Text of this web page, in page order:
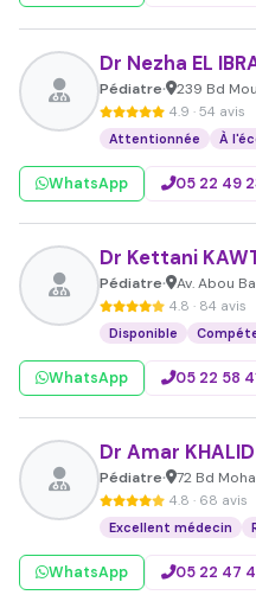
Dr Nezha EL
Pédiatre• 239 Bd
4.9 · 54 avis
Attentionnée À
WhatsApp 05 22 49
Dr Kettani
Pédiatre• Av. Abou
4.8 · 84 avis
Disponible
WhatsApp 05 22 58
Dr Amar KHALID
Pédiatre• 72 Bd
4.8 · 68 avis
Excellent médecin
WhatsApp 05 22 47